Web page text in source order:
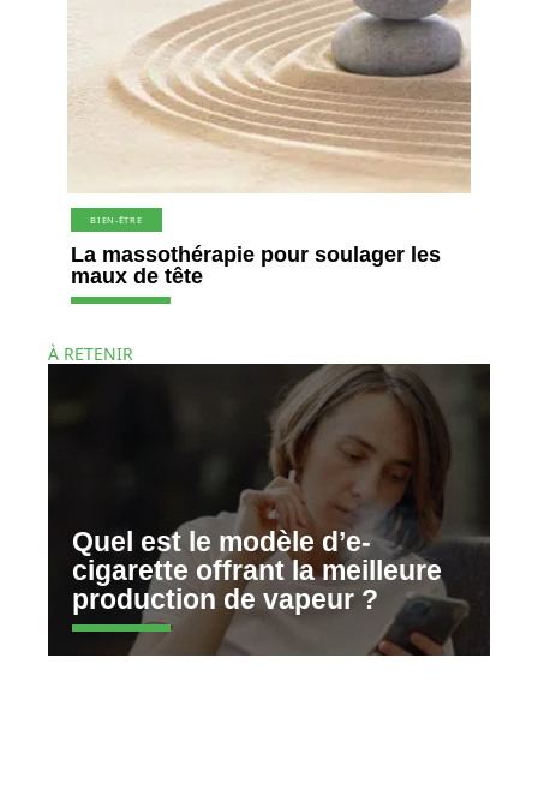
BIEN-ÊTRE
La massothérapie pour soulager les
maux de tête
À RETENIR
Quel est le modèle d’e-
cigarette offrant la meilleure
production de vapeur ?